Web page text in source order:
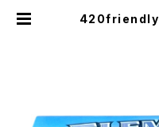
420friendly "ELEMENTS" ロー